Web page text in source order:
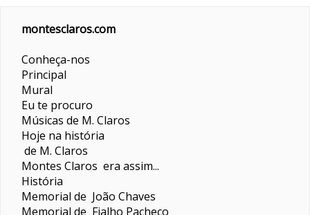
montesclaros.com
Conheça-nos
Principal
Mural
Eu te procuro
Músicas de M. Claros
Hoje na história
de M. Claros
Montes Claros era assim...
História
Memorial de João Chaves
Memorial de Fialho Pacheco